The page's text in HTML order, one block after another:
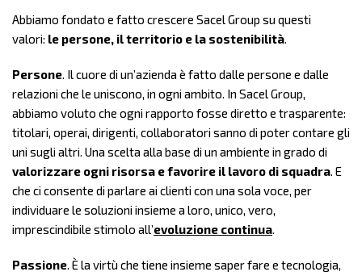
Abbiamo fondato e fatto crescere Sacel Group su questi
valori: le persone, il territorio e la sostenibilità.
Persone. Il cuore di un’azienda è fatto dalle persone e dalle
relazioni che le uniscono, in ogni ambito. In Sacel Group,
abbiamo voluto che ogni rapporto fosse diretto e trasparente:
titolari, operai, dirigenti, collaboratori sanno di poter contare gli
uni sugli altri. Una scelta alla base di un ambiente in grado di
valorizzare ogni risorsa e favorire il lavoro di squadra. E
che ci consente di parlare ai clienti con una sola voce, per
individuare le soluzioni insieme a loro, unico, vero,
imprescindibile stimolo all’evoluzione continua.
Passione. È la virtù che tiene insieme saper fare e tecnologia,